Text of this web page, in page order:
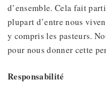
d’ensemble. Cela fait
plupart d’entre nous
y compris les pasteurs.
pour nous donner cette
Responsabilité